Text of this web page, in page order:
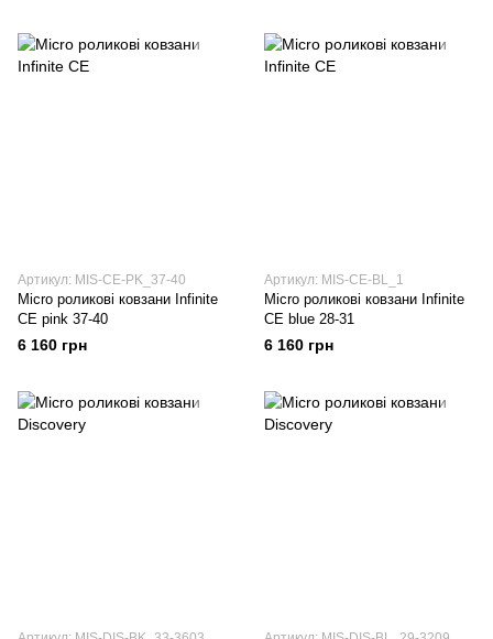
Артикул: MIS-CE-PK_37-40
Micro роликові ковзани Infinite
CE pink 37-40
6 160 грн
Артикул: MIS-CE-BL_1
Micro роликові ковзани Infinite
CE blue 28-31
6 160 грн